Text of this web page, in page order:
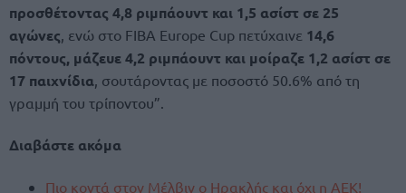
προσθέτοντας 4,8 ριμπάουντ και 1,5 ασίστ σε 25
αγώνες , ενώ στο FIBA Europe Cup πετύχαινε 14,6
πόντους, μάζευε 4,2 ριμπάουντ και μοίραζε 1,2 ασίστ σε
17 παιχνίδια , σουτάροντας με ποσοστό 50.6% από τη
γραμμή του τρίποντου”.
Διαβάστε ακόμα
Πιο κοντά στον Μέλβιν ο Ηρακλής και όχι η ΑΕΚ!